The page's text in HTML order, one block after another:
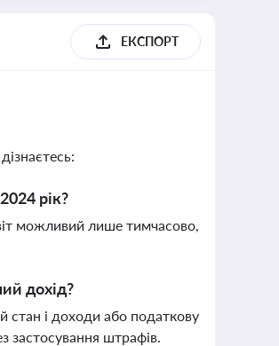
ЕКСПОРТ
рік?
можливий лише тимчасово,
дохід?
і доходи або податкову
застосування штрафів.